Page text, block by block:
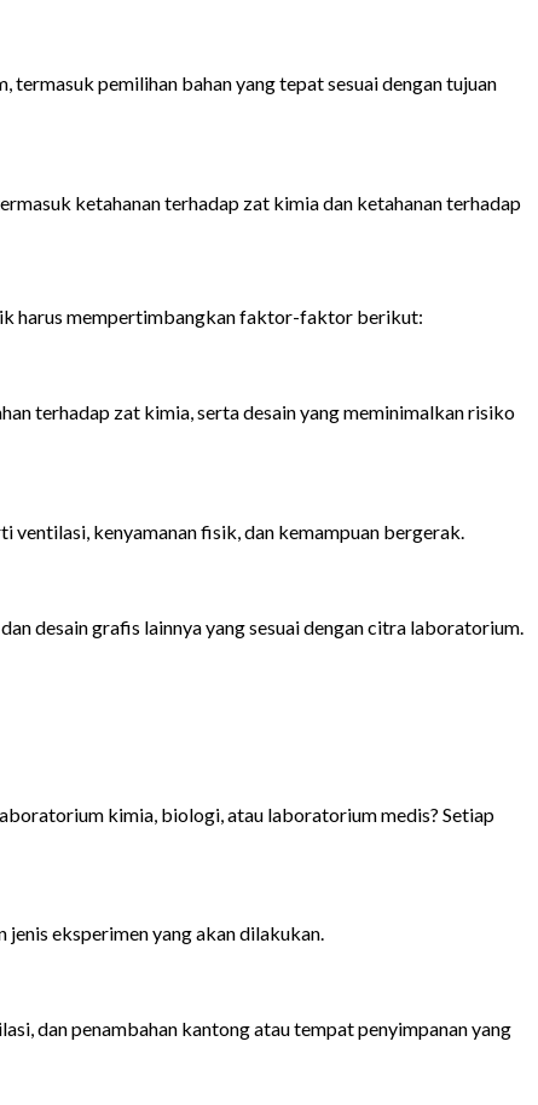
pemilihan bahan yang tepat sesuai dengan tujuan
ketahanan terhadap zat kimia dan ketahanan terhadap
harus mempertimbangkan faktor-faktor berikut:
terhadap zat kimia, serta desain yang meminimalkan risiko
ventilasi, kenyamanan fisik, dan kemampuan bergerak.
desain grafis lainnya yang sesuai dengan citra laboratorium.
kimia, biologi, atau laboratorium medis? Setiap
jenis eksperimen yang akan dilakukan.
dan penambahan kantong atau tempat penyimpanan yang